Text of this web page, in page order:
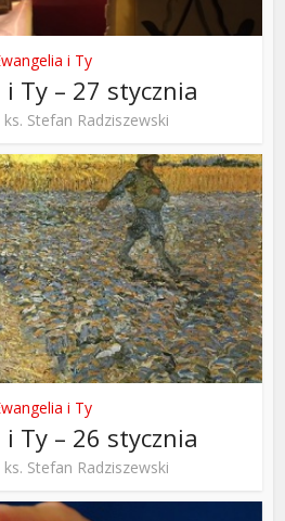
i Ty
Ty – 27 stycznia
ks. Stefan Radziszewski
i Ty
Ty – 26 stycznia
ks. Stefan Radziszewski